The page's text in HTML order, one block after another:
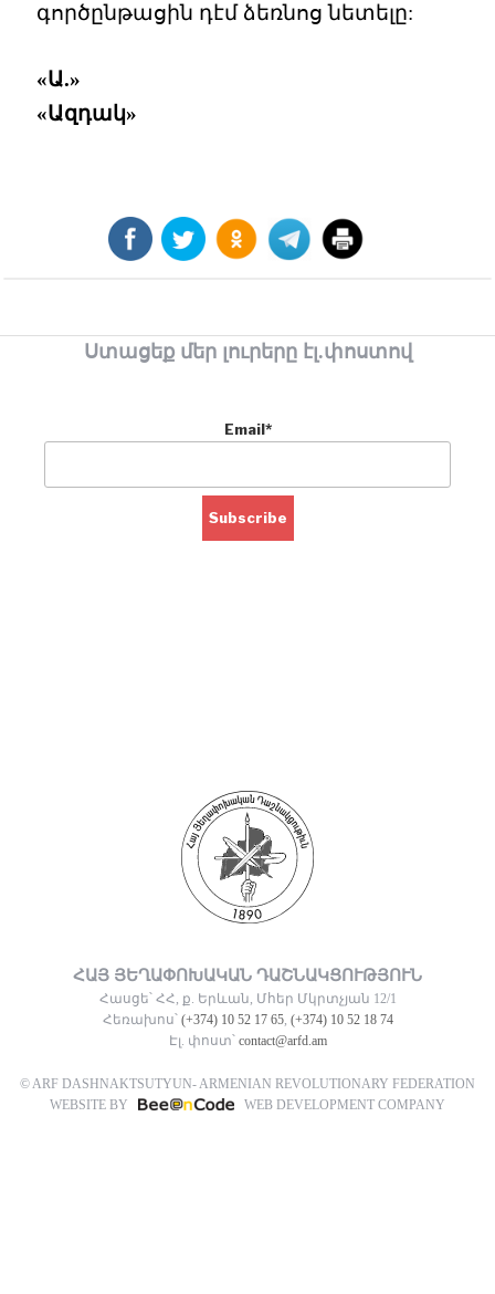
գործընթացին դէմ ձեռնոց նետելը:
«Ա.»
«Ազդակ»
Ստացեք մեր լուրերը էլ.փոստով
Email*
ՀԱՅ ՅԵՂԱՓՈԽԱԿԱՆ ԴԱՇՆԱԿՑՈՒԹՅՈՒՆ
Հասցե՝ ՀՀ, ք. Երևան, Մհեր Մկրտչյան 12/1
Հեռախոս՝ (+374) 10 52 17 65, (+374) 10 52 18 74
Էլ. փոստ՝ contact@arfd.am
© ARF DASHNAKTSUTYUN- ARMENIAN REVOLUTIONARY FEDERATION
WEBSITE BY
WEB DEVELOPMENT COMPANY